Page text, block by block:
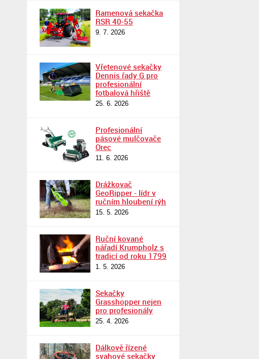
Ramenová sekačka
RSR 40-55
9. 7. 2026
Vřetenové sekačky
Dennis řady G pro
profesionální
fotbalová hřiště
25. 6. 2026
Profesionální
pásové mulčovače
Orec
11. 6. 2026
Drážkovač
GeoRipper - lídr v
ručním hloubení rýh
15. 5. 2026
Ruční kované
nářadí Krumpholz s
tradicí od roku 1799
1. 5. 2026
Sekačky
Grasshopper nejen
pro profesionály
25. 4. 2026
Dálkově řízené
svahové sekačky